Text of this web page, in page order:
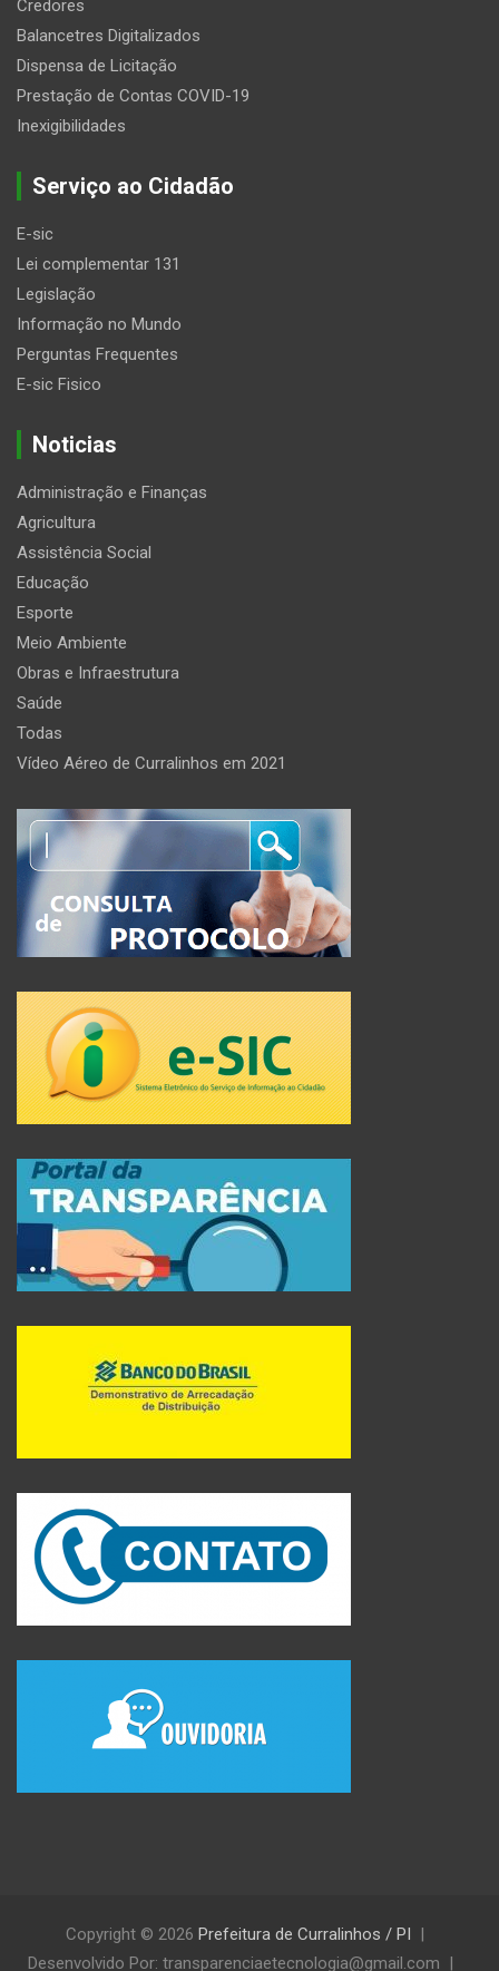
Credores
Balancetres Digitalizados
Dispensa de Licitação
Prestação de Contas COVID-19
Inexigibilidades
Serviço ao Cidadão
E-sic
Lei complementar 131
Legislação
Informação no Mundo
Perguntas Frequentes
E-sic Fisico
Noticias
Administração e Finanças
Agricultura
Assistência Social
Educação
Esporte
Meio Ambiente
Obras e Infraestrutura
Saúde
Todas
Vídeo Aéreo de Curralinhos em 2021
Copyright © 2026 Prefeitura de Curralinhos / PI
Desenvolvido Por: transparenciaetecnologia@gmail.com